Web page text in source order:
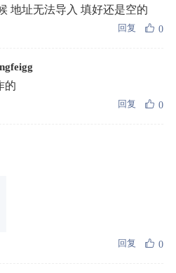
地址无法导入 填好还是空的
回复 0
的
回复 0
回复 0